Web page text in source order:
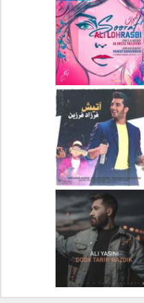
دانلود آهنگ جدید علیرضا
قربانی بنام خیال خوش
دانلود آهنگ جدید علی
لهراسبی بنام صورت
دانلود آهنگ جدید فرزاد
فرزین بنام آتیش